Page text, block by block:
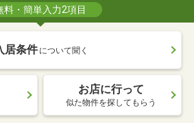
料・簡単入力2項目
居条件 について聞く
お店に行って
似た物件を探してもらう